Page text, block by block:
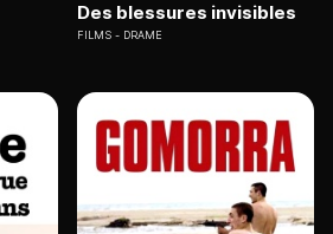
Des blessures invisibles
FILMS DRAME